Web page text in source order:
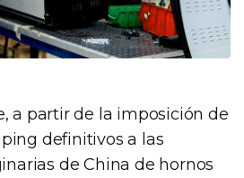
a partir de la imposición de
definitivos a las
de China de hornos